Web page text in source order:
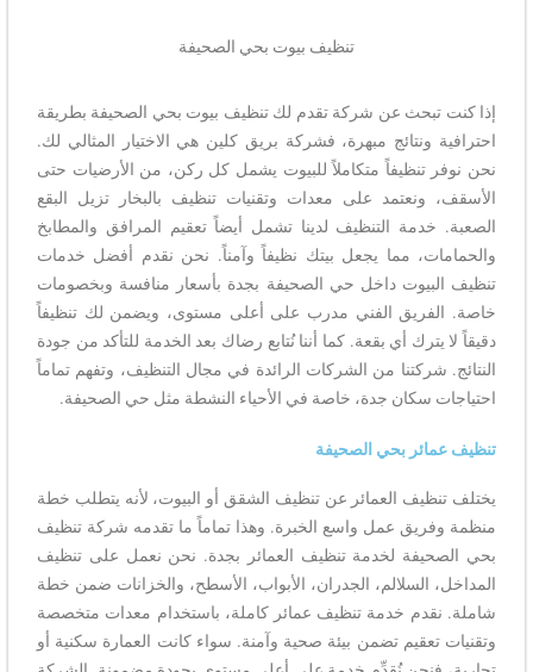
تنظيف بيوت بحي الصحيفة
إذا كنت تبحث عن شركة تقدم لك تنظيف بيوت بحي الصحيفة بطريقة
احترافية ونتائج مبهرة، فشركة بريق كلين هي الاختيار المثالي لك.
نحن نوفر تنظيفاً متكاملاً للبيوت يشمل كل ركن، من الأرضيات حتى
الأسقف، ونعتمد على معدات وتقنيات تنظيف بالبخار تزيل البقع
الصعبة. خدمة التنظيف لدينا تشمل أيضاً تعقيم المرافق والمطابخ
والحمامات، مما يجعل بيتك نظيفاً وآمناً. نحن نقدم أفضل خدمات
تنظيف البيوت داخل حي الصحيفة بجدة بأسعار منافسة وبخصومات
خاصة. الفريق الفني مدرب على أعلى مستوى، ويضمن لك تنظيفاً
دقيقاً لا يترك أي بقعة. كما أننا نُتابع رضاك بعد الخدمة للتأكد من جودة
النتائج. شركتنا من الشركات الرائدة في مجال التنظيف، وتفهم تماماً
احتياجات سكان جدة، خاصة في الأحياء النشطة مثل حي الصحيفة.
تنظيف عمائر بحي الصحيفة
يختلف تنظيف العمائر عن تنظيف الشقق أو البيوت، لأنه يتطلب خطة
منظمة وفريق عمل واسع الخبرة. وهذا تماماً ما تقدمه شركة تنظيف
بحي الصحيفة لخدمة تنظيف العمائر بجدة. نحن نعمل على تنظيف
المداخل، السلالم، الجدران، الأبواب، الأسطح، والخزانات ضمن خطة
شاملة. نقدم خدمة تنظيف عمائر كاملة، باستخدام معدات متخصصة
وتقنيات تعقيم تضمن بيئة صحية وآمنة. سواء كانت العمارة سكنية أو